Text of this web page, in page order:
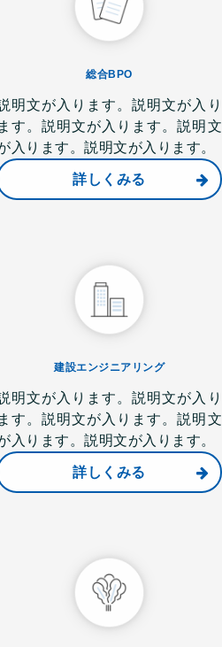
総合BPO
明文が入ります。説明文が入り
ます。説明文が入ります。説明文
入ります。説明文が入ります。
詳しくみる
建設エンジニアリング
明文が入ります。説明文が入り
ます。説明文が入ります。説明文
入ります。説明文が入ります。
詳しくみる